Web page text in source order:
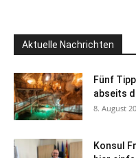
Aktuelle Nachrichten
Fünf
abseits
8. August
Konsul